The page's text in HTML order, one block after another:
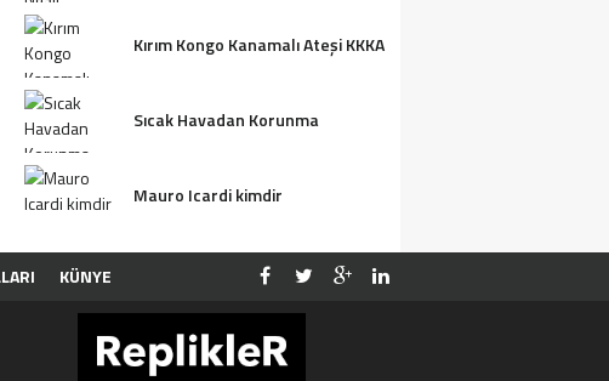
Kırım Kongo Kanamalı Ateşi KKKA
Sıcak Havadan Korunma
Mauro Icardi kimdir
KÜNYE